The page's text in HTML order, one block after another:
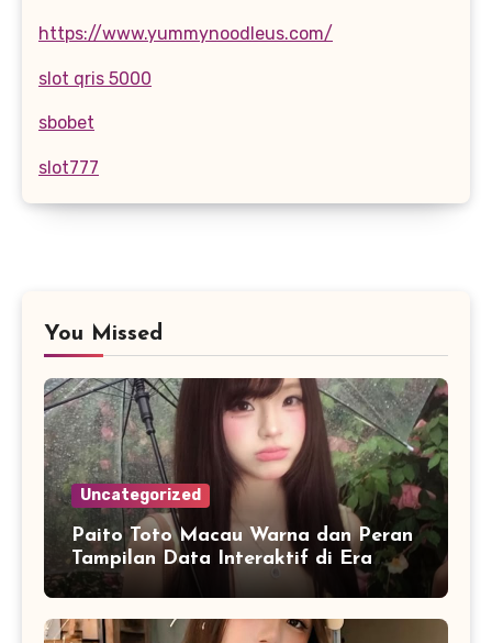
https://www.yummynoodleus.com/
slot qris 5000
sbobet
slot777
You Missed
Uncategorized
Paito Toto Macau Warna dan Peran
Tampilan Data Interaktif di Era
Informasi Digital Modern